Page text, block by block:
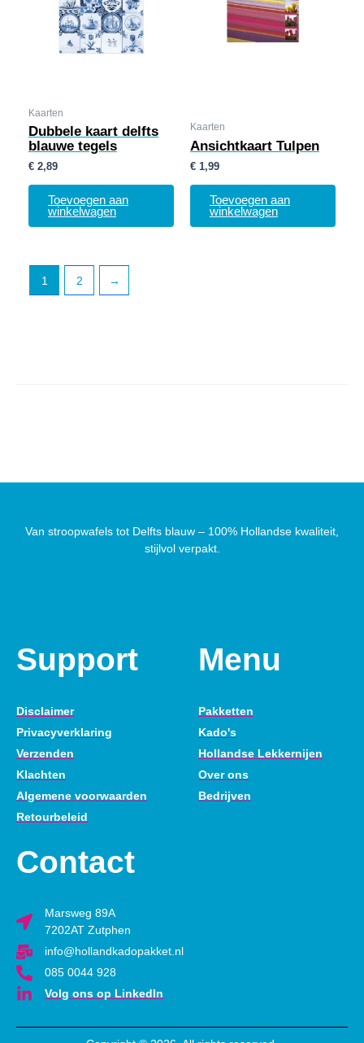
Kaarten
Dubbele kaart delfts
blauwe tegels
€ 2,89
Toevoegen aan
winkelwagen
Kaarten
Ansichtkaart Tulpen
€ 1,99
Toevoegen aan
winkelwagen
1 2 →
Van stroopwafels tot Delfts blauw – 100% Hollandse kwaliteit,
stijlvol verpakt.
Support
Disclaimer
Privacyverklaring
Verzenden
Klachten
Algemene voorwaarden
Retourbeleid
Menu
Pakketten
Kado's
Hollandse Lekkernijen
Over ons
Bedrijven
Contact
Marsweg 89A
7202AT Zutphen
info@hollandkadopakket.nl
085 0044 928
Volg ons op LinkedIn